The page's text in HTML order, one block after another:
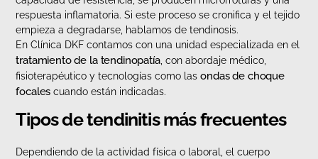
respuesta inflamatoria. Si este proceso se cronifica y el tejido
empieza a degradarse, hablamos de tendinosis.
En Clínica DKF contamos con una unidad especializada en el
tratamiento de la tendinopatía, con abordaje médico,
fisioterapéutico y tecnologías como lasondas de choque
focales cuando están indicadas.
Tipos de tendinitis más frecuentes
Dependiendo de la actividad física o laboral, el cuerpo